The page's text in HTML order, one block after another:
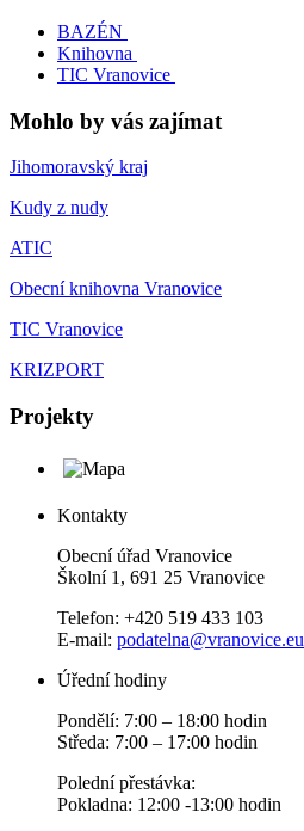
BAZÉN
Knihovna
TIC Vranovice
Mohlo by vás zajímat
Jihomoravský kraj
Kudy z nudy
ATIC
Obecní knihovna Vranovice
TIC Vranovice
KRIZPORT
Projekty
Kontakty
Obecní úřad Vranovice
Školní 1, 691 25 Vranovice
Telefon: +420 519 433 103
E-mail: podatelna@vranovice.eu
Úřední hodiny
Pondělí: 7:00 – 18:00 hodin
Středa: 7:00 – 17:00 hodin
Polední přestávka:
Pokladna: 12:00 -13:00 hodin